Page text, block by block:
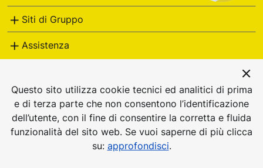
Siti di Gruppo
Assistenza
© Poste Vita S.p.A., Viale Europa, 190, 00144 ROMA PEC:
postevita@pec.postevita.it - P.I. 05927271006. Impresa
iscritta alla Sezione I dell'Albo delle Imprese al n. 1.00133.
Questo sito utilizza cookie tecnici ed analitici di prima
e di terza parte che non consentono l’identificazione
dell’utente, con il fine di consentire la corretta e fluida
funzionalità del sito web. Se vuoi saperne di più clicca
su: approfondisci.